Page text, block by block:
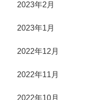
2023年2月
2023年1月
2022年12月
2022年11月
2022年10月